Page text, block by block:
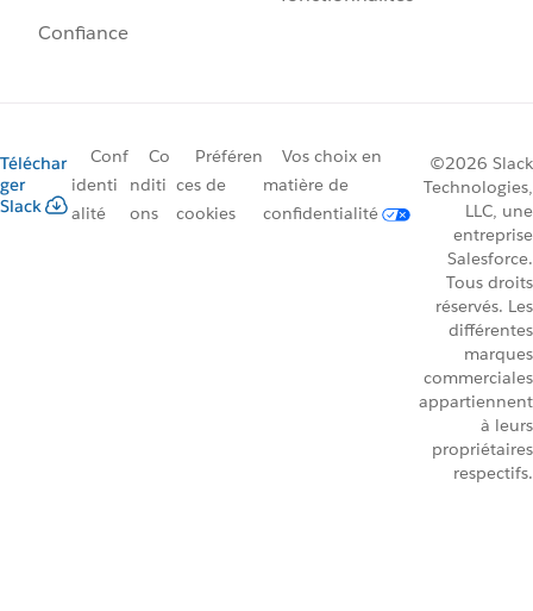
Confiance
Téléchar
ger
Slack
Conf
identi
alité
Co
nditi
ons
Préféren
ces de
cookies
Vos choix en
matière de
confidentialité
©2026 Slack
Technologies,
LLC, une
entreprise
Salesforce.
Tous droits
réservés. Les
différentes
marques
commerciales
appartiennent
à leurs
propriétaires
respectifs.